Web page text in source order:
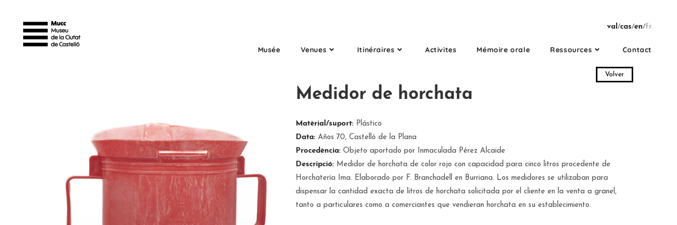
val/cas/en/fr
Musée Venues Itinéraires Activites Mémoire orale Ressources Contact
Volver
Medidor de horchata
Matèrial/suport: Plástico
Data: Años 70, Castelló de la Plana
Procedència: Objeto aportado por Inmaculada Pérez Alcaide
Descripció: Medidor de horchata de color rojo con capacidad para cinco litros procedente de
Horchatería Ima. Elaborado por F. Branchadell en Burriana. Los medidores se utilizaban para
dispensar la cantidad exacta de litros de horchata solicitada por el cliente en la venta a granel,
tanto a particulares como a comerciantes que vendieran horchata en su establecimiento.